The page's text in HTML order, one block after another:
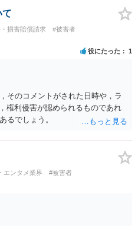
て
損害賠償請求
#被害者
役にたった 1
そのコメントがされた日時や，ラ
権利侵害が認められるものであれ
るでしょう。
エンタメ業界 #被害者